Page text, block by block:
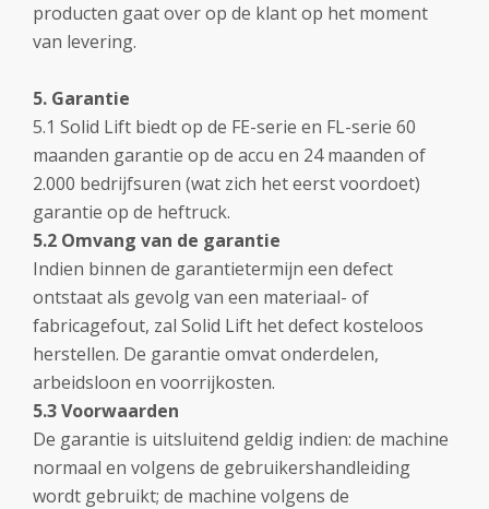
producten gaat over op de klant op het moment
van levering.
5. Garantie
5.1 Solid Lift biedt op de FE-serie en FL-serie 60
maanden garantie op de accu en 24 maanden of
2.000 bedrijfsuren (wat zich het eerst voordoet)
garantie op de heftruck.
5.2 Omvang van de garantie
Indien binnen de garantietermijn een defect
ontstaat als gevolg van een materiaal- of
fabricagefout, zal Solid Lift het defect kosteloos
herstellen. De garantie omvat onderdelen,
arbeidsloon en voorrijkosten.
5.3 Voorwaarden
De garantie is uitsluitend geldig indien: de machine
normaal en volgens de gebruikershandleiding
wordt gebruikt; de machine volgens de